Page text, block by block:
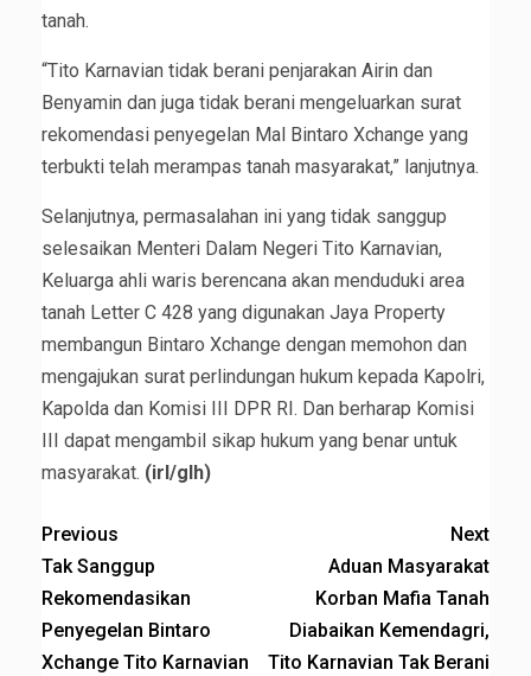
tanah.
“Tito Karnavian tidak berani penjarakan Airin dan
Benyamin dan juga tidak berani mengeluarkan surat
rekomendasi penyegelan Mal Bintaro Xchange yang
terbukti telah merampas tanah masyarakat,” lanjutnya.
Selanjutnya, permasalahan ini yang tidak sanggup
selesaikan Menteri Dalam Negeri Tito Karnavian,
Keluarga ahli waris berencana akan menduduki area
tanah Letter C 428 yang digunakan Jaya Property
membangun Bintaro Xchange dengan memohon dan
mengajukan surat perlindungan hukum kepada Kapolri,
Kapolda dan Komisi III DPR RI. Dan berharap Komisi
III dapat mengambil sikap hukum yang benar untuk
masyarakat. (irl/glh)
Previous
Tak Sanggup
Rekomendasikan
Penyegelan Bintaro
Xchange Tito Karnavian
Next
Aduan Masyarakat
Korban Mafia Tanah
Diabaikan Kemendagri,
Tito Karnavian Tak Berani